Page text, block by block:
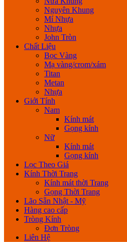
Nguyên Khung
Mí Nhựa
Nhựa
John Tròn
Chất Liệu
Bọc Vàng
Mạ vàng/crom/xám
Titan
Metan
Nhựa
Giới Tính
Nam
Kính mát
Gọng kính
Nữ
Kính mát
Gọng kính
Lọc Theo Giá
Kính Thời Trang
Kính mát thời Trang
Gọng Thời Trang
Lão Sẵn Nhật - Mỹ
Hàng cao cấp
Tròng Kính
Đơn Tròng
Liên Hệ